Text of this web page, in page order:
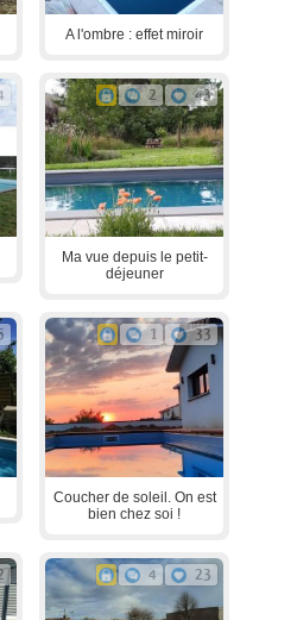
A l'ombre : effet miroir
2 43
Ma vue depuis le petit-
déjeuner
1 33
Coucher de soleil. On est
bien chez soi !
4 23